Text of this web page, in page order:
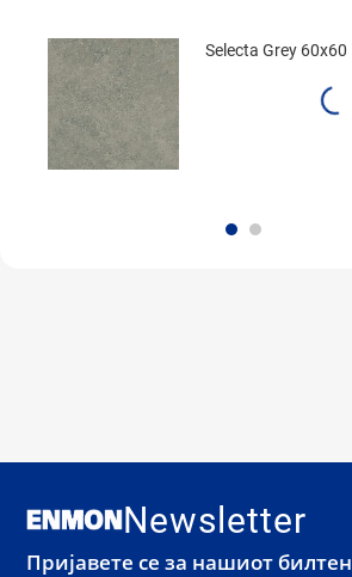
Selecta Grey 60x60
Newsletter
Пријавете се за нашиот билтен